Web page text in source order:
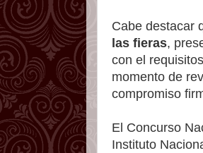
Cabe destacar
las fieras,
con el
momento de
compromiso
El Concurso
Instituto